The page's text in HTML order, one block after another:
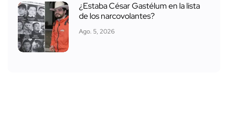
¿Estaba César Gastélum en la lista
de los narcovolantes?
Ago. 5, 2026